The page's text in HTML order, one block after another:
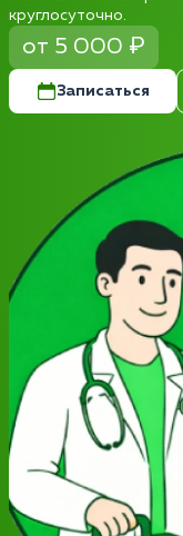
круглосуточно.
от 5 000 ₽
Записаться